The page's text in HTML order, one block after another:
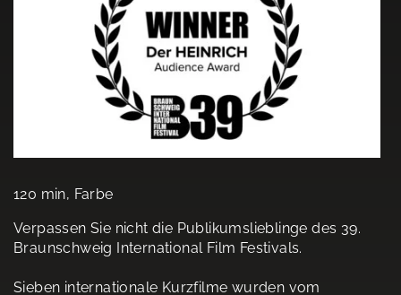
120 min, Farbe
Verpassen Sie nicht die Publikumslieblinge des 39.
Braunschweig International Film Festivals.
Sieben internationale Kurzfilme wurden vom